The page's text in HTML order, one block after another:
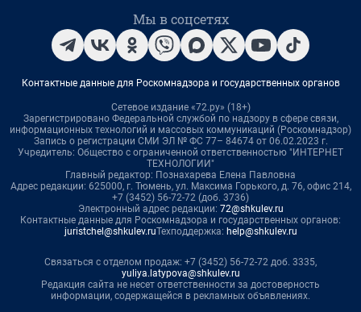
Мы в соцсетях
Контактные данные для Роскомнадзора и государственных органов
Сетевое издание «72.ру» (18+)
Зарегистрировано Федеральной службой по надзору в сфере связи,
информационных технологий и массовых коммуникаций (Роскомнадзор)
Запись о регистрации СМИ ЭЛ № ФС 77– 84674 от 06.02.2023 г.
Учредитель: Общество с ограниченной ответственностью "ИНТЕРНЕТ
ТЕХНОЛОГИИ"
Главный редактор: Познахарева Елена Павловна
Адрес редакции: 625000, г. Тюмень, ул. Максима Горького, д. 76, офис 214,
+7 (3452) 56-72-72 (доб. 3736)
Электронный адрес редакции: 72@shkulev.ru
Контактные данные для Роскомнадзора и государственных органов:
juristchel@shkulev.ruТехподдержка: help@shkulev.ru
Связаться с отделом продаж: +7 (3452) 56-72-72 доб. 3335,
yuliya.latypova@shkulev.ru
Редакция сайта не несет ответственности за достоверность
информации, содержащейся в рекламных объявлениях.